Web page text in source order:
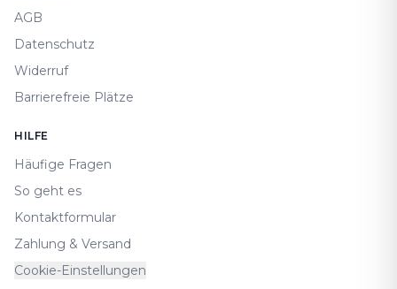
AGB
Datenschutz
Widerruf
Barrierefreie Plätze
HILFE
Häufige Fragen
So geht es
Kontaktformular
Zahlung & Versand
Cookie-Einstellungen